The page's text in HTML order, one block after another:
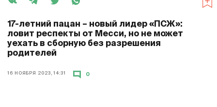
17-летний пацан – новый лидер «ПСЖ»:
ловит респекты от Месси, но не может
уехать в сборную без разрешения
родителей
16 НОЯБРЯ 2023, 14:31 0